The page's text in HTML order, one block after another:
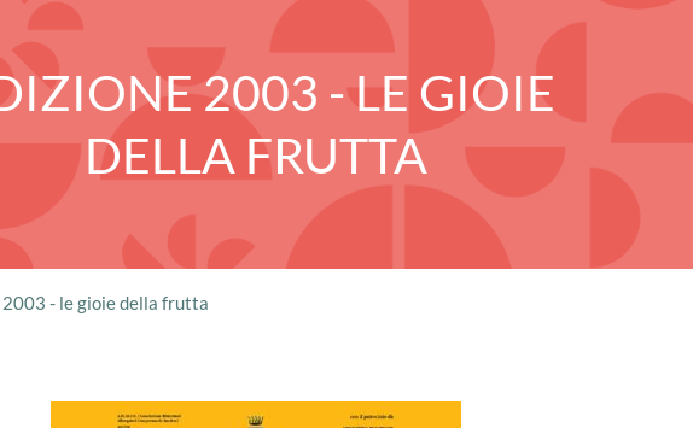
2003 - LE GIOIE
DELLA FRUTTA
- le gioie della frutta